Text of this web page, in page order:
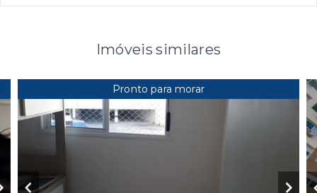
Imóveis similares
Pronto para morar